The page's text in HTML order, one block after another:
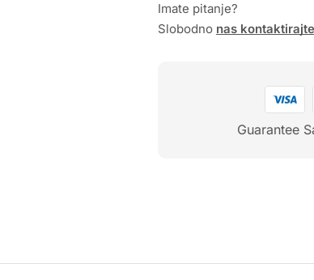
Imate pitanje?
Slobodno nas kontaktirajte
Guarantee